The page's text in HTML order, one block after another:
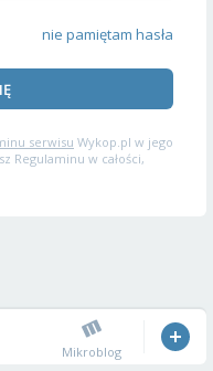
nie pamiętam hasła
serwisu Wykop.pl w jego
Regulaminu w całości,
Mikroblog